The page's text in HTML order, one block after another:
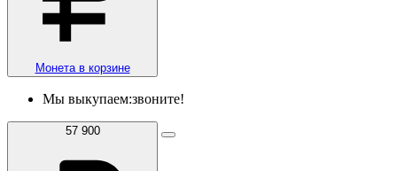
Монета в корзине
Мы выкупаем:звоните!
57 900